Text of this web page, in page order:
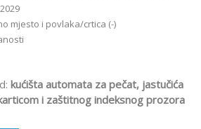
mjesto i povlaka/crtica (-)
kućišta automata za pečat, jastučića
i zaštitnog indeksnog prozora